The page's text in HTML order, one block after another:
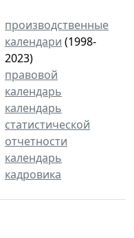
производственные
календари (1998-
2023)
правовой
календарь
календарь
статистической
отчетности
календарь
кадровика